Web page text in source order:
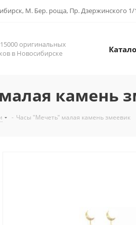
М. Бер. роща, Пр. Дзержинского 1/
оригинальных
в Новосибирске
камень
- Часы "Мечеть" малая камень змеевик